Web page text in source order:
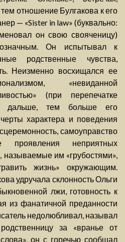
отношение Булгакова к его
— «Sister in law» (буквально:
он свою свояченицу)
Он испытывал к
родственные чувства,
Неизменно восхищался ее
«невиданной
(при перепечатке
дальше, тем больше его
характера и поведения
самоуправство
неприятных
называемые им «грубостями»,
жизнь» окружающим.
удручала склонность Ольги
лжи, готовность к
из фанатичной преданности
недолюбливал, называл
за «вранье от
он с горечью сообщал